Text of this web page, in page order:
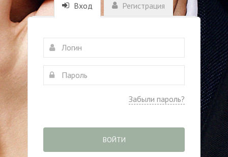
Вход Регистрация
Забыли пароль?
ВОЙТИ